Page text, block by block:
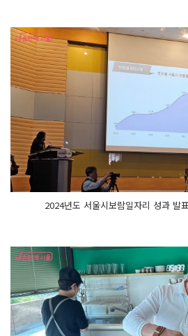
2024년도 서울시보람일자리 성과 발